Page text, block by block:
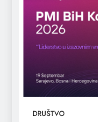
DRUŠTVO